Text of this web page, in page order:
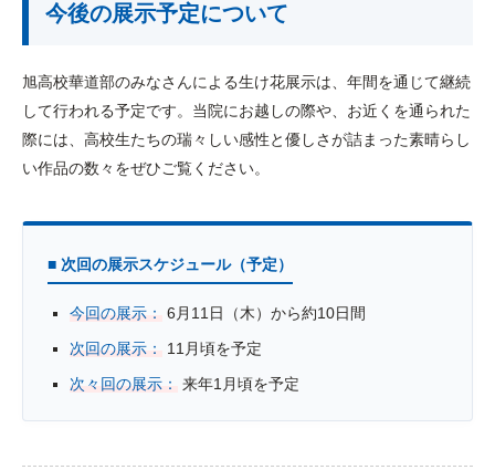
今後の展示予定について
旭高校華道部のみなさんによる生け花展示は、年間を通じて継続
して行われる予定です。当院にお越しの際や、お近くを通られた
際には、高校生たちの瑞々しい感性と優しさが詰まった素晴らし
い作品の数々をぜひご覧ください。
■ 次回の展示スケジュール（予定）
今回の展示：
6月11日（木）から約10日間
次回の展示：
11月頃を予定
次々回の展示：
来年1月頃を予定